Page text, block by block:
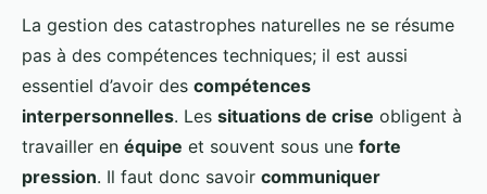
La gestion des catastrophes naturelles ne se résume
pas à des compétences techniques; il est aussi
essentiel d’avoir des compétences
interpersonnelles. Les situations de crise obligent à
travailler en équipe et souvent sous une forte
pression. Il faut donc savoir communiquer